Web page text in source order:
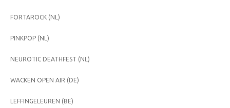
FORTAROCK (NL)
PINKPOP (NL)
NEUROTIC DEATHFEST (NL)
WACKEN OPEN AIR (DE)
LEFFINGELEUREN (BE)